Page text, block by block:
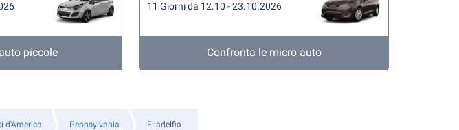
piccole
11 Giorni da 12.10 - 23.10.2026
Confronta le micro auto
d'America Pennsylvania Filadelfia